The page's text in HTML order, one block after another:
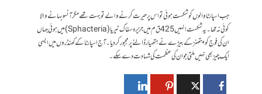
جب اسپارٹا والوں کو شکست ہوئی تو اس پر حیرت کرنے والے تو بہت تھے مگر آنسو بہانے والا
کوئی نہ تھا ۔ یہ شکست انہیں 425 ق م میں جزیرہ سفاک ٹیریا ‏(Sphacteria) میں ہوئی جہاں
ان کی فوج کو ایتھنز کے بیڑے نے ہتھیار ڈالنے پر مجبور کر دیا ۔ آج اسپارٹا کے کھنڈروں میں ایسی
ایک چیز بھی نہیں ملتی جو ان کی عظمت کی شہادت دے سکے۔